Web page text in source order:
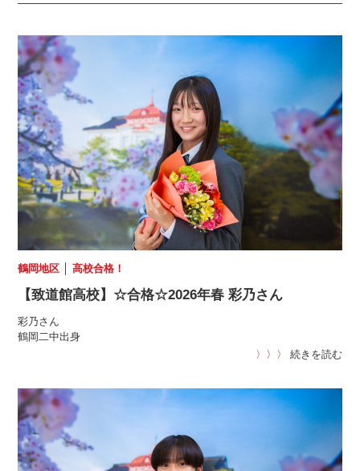
鶴岡地区 │高校合格！
【致道館高校】☆合格☆2026年春 彩乃さん
彩乃さん
鶴岡二中出身
〉〉〉
続きを読む